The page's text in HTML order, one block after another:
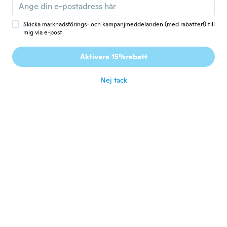
J Jonathan
Doesn't stick to the carpet, stick's to the
floor not the carpet.
Skicka marknadsförings- och kampanjmeddelanden (med rabatter!) till
mig via e-post
Aktivera 15%rabatt
Nej tack